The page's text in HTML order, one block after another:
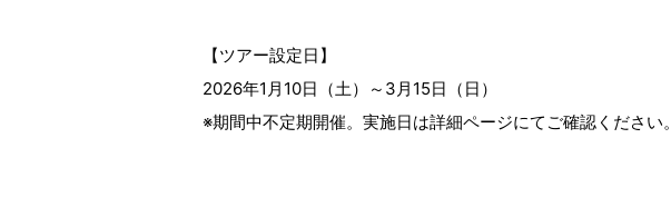
【ツアー設定日】
2026年1月10日（土）～3月15日（日）
※期間中不定期開催。実施日は詳細ページにてご確認ください。